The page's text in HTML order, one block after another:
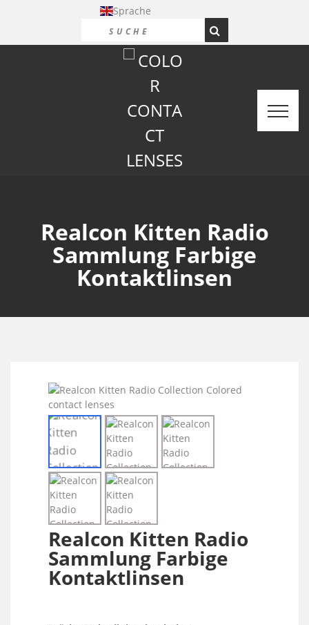
Sprache
Realcon Kitten Radio
Sammlung Farbige
Kontaktlinsen
Realcon Kitten Radio
Sammlung Farbige
Kontaktlinsen